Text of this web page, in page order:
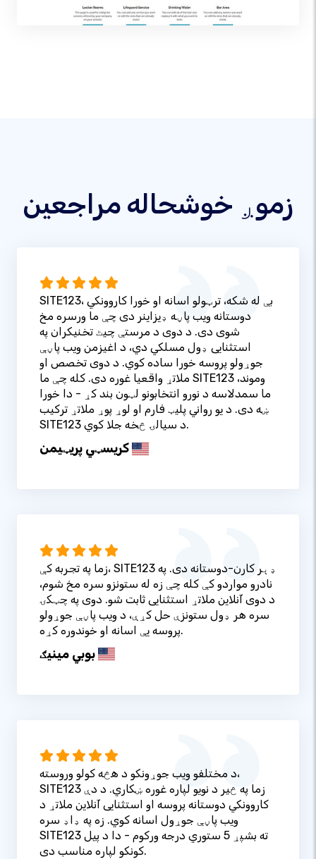
زموږ خوشحاله مراجعین
SITE123، بې له شکه، ترټولو اسانه او خورا کاروونکي
دوستانه ویب پاڼه ډیزاینر دی چې ما ورسره مخ
شوی دی. د دوی د مرستې چیٹ تخنیکران په
استثنایی ډول مسلکي دي، د اغیزمن ویب پاڼې
جوړولو پروسه خورا ساده کوي. د دوی تخصص او
ملاتړ واقعیا غوره دی. کله چې ما SITE123 وموند،
ما سمدلاسه د نورو انتخابونو لټون بند کړ - دا خورا
ښه دی. د یو رواني پلیټ فارم او لوړ پوړ ملاتړ ترکیب
SITE123 د سیالۍ څخه جلا کوي.
کریسټي پریټيمن
زما په تجربه کې، SITE123 ډېر کارن-دوستانه دی. په
نادرو مواردو کې کله چې زه له ستونزو سره مخ شوم،
د دوی آنلاین ملاتړ استثنایی ثابت شو. دوی په چټکۍ
سره هر ډول ستونزې حل کړې، د ویب پاڼې جوړولو
پروسه یې اسانه او خوندوره کړه.
بوبي مینیګ
د مختلفو ویب جوړونکو د هڅه کولو وروسته،
SITE123 زما په څیر د نویو لپاره غوره ښکاري. د دې
کاروونکي دوستانه پروسه او استثنایی آنلاین ملاتړ د
ویب پاڼې جوړول اسانه کوي. زه په ډاډ سره
SITE123 ته بشپړ 5 ستوري درجه ورکوم - دا د پیل
کونکو لپاره مناسب دی.